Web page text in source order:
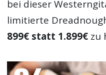
bei dieser
limitierte
899€ statt 1.899€ zu